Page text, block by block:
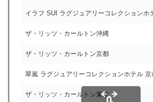
イラフ SUI ラグジュアリーコレクションホ
ザ・リッツ・カールトン沖縄
ザ・リッツ・カールトン京都
翠嵐 ラグジュアリーコレクションホテル 京
ザ・リッツ・カールトン東京